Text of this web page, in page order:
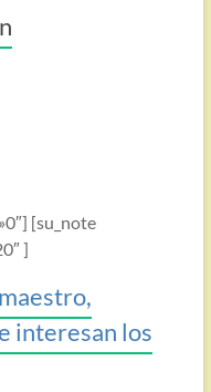
[su_note
]
interesan los